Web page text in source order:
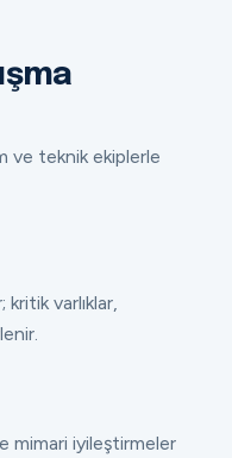
ve teknik ekiplerle
varlıklar,
mimari iyileştirmeler